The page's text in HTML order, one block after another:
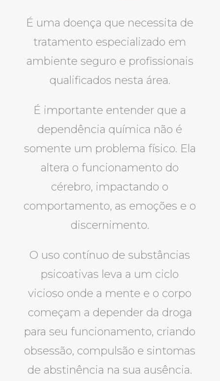
É uma doença que necessita de
tratamento especializado em
ambiente seguro e profissionais
qualificados nesta área.
É importante entender que a
dependência química não é
somente um problema físico. Ela
altera o funcionamento do
cérebro, impactando o
comportamento, as emoções e o
discernimento.
O uso contínuo de substâncias
psicoativas leva a um ciclo
vicioso onde a mente e o corpo
começam a depender da droga
para seu funcionamento, criando
obsessão, compulsão e sintomas
de abstinência na sua ausência.